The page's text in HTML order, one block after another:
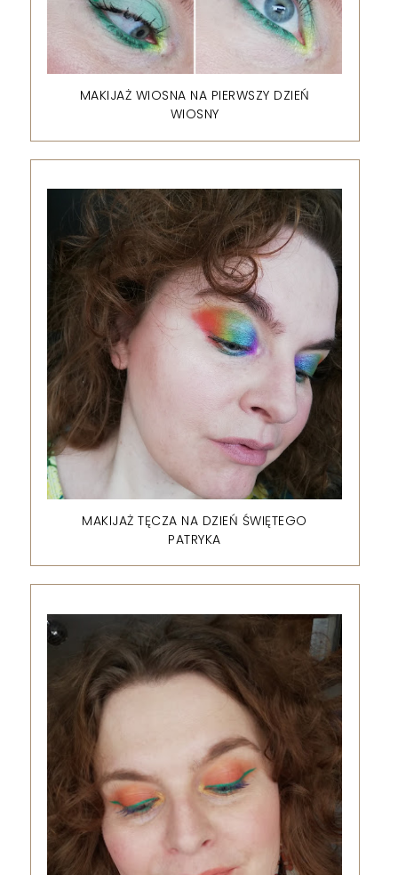
MAKIJAŻ WIOSNA NA PIERWSZY DZIEŃ
WIOSNY
MAKIJAŻ TĘCZA NA DZIEŃ ŚWIĘTEGO
PATRYKA